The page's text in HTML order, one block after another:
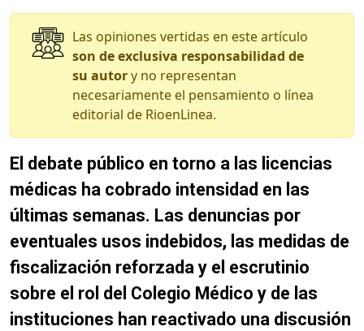
Las opiniones vertidas en este artículo
son de exclusiva responsabilidad de
su autory no representan
necesariamente el pensamiento o línea
editorial de RioenLinea.
El debate público en torno a las licencias
médicas ha cobrado intensidad en las
últimas semanas. Las denuncias por
eventuales usos indebidos, las medidas de
fiscalización reforzada y el escrutinio
sobre el rol del Colegio Médico y de las
instituciones han reactivado una discusión